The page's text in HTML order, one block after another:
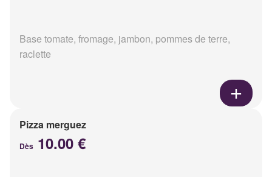
Base tomate, fromage, jambon, pommes de terre,
raclette
Pizza merguez
Dès 10.00 €